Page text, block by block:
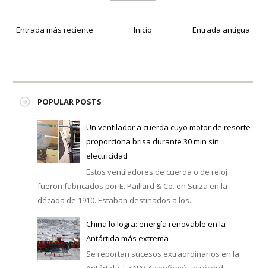
Entrada más reciente Entrada antigua
Inicio
POPULAR POSTS
Un ventilador a cuerda cuyo motor de resorte
proporciona brisa durante 30 min sin
electricidad
Estos ventiladores de cuerda o de reloj
fueron fabricados por E. Paillard & Co. en Suiza en la
década de 1910. Estaban destinados a los...
China lo logra: energía renovable en la
Antártida más extrema
Se reportan sucesos extraordinarios en la